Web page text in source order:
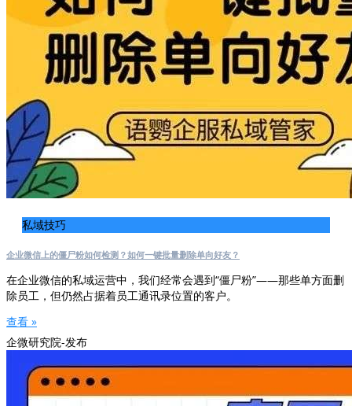
私域技巧
企业微信上的僵尸粉如何检测？如何一键批量删除单向好友？
在企业微信的私域运营中，我们经常会遇到“僵尸粉”——那些单方面删
除员工，但仍然占据着员工通讯录位置的客户。
查看 »
企微研究院-发布